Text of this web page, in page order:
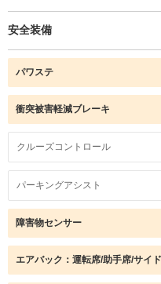
安全装備
パワステ
衝突被害軽減ブレーキ
クルーズコントロール
パーキングアシスト
障害物センサー
エアバック：運転席/助手席/サイ